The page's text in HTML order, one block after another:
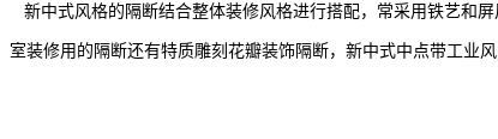
新中式风格的隔断结合整体装修风格进行搭配，常采用铁艺和
室装修用的隔断还有特质雕刻花瓣装饰隔断，新中式中点带工业风